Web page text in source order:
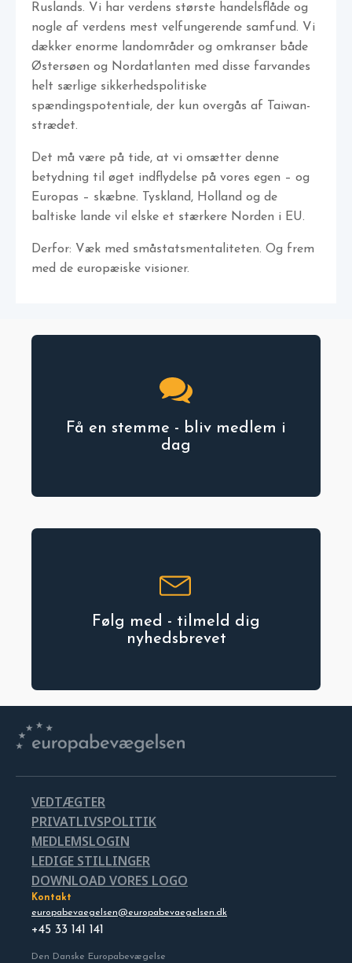
Ruslands. Vi har verdens største handelsflåde og
nogle af verdens mest velfungerende samfund. Vi
dækker enorme landområder og omkranser både
Østersøen og Nordatlanten med disse farvandes
helt særlige sikkerhedspolitiske
spændingspotentiale, der kun overgås af Taiwan-
strædet.
Det må være på tide, at vi omsætter denne
betydning til øget indflydelse på vores egen – og
Europas – skæbne. Tyskland, Holland og de
baltiske lande vil elske et stærkere Norden i EU.
Derfor: Væk med småstatsmentaliteten. Og frem
med de europæiske visioner.
Få en stemme - bliv medlem i
dag
Følg med - tilmeld dig
nyhedsbrevet
VEDTÆGTER
PRIVATLIVSPOLITIK
MEDLEMSLOGIN
LEDIGE STILLINGER
DOWNLOAD VORES LOGO
Kontakt
europabevaegelsen@europabevaegelsen.dk
+45 33 141 141
Den Danske Europabevægelse